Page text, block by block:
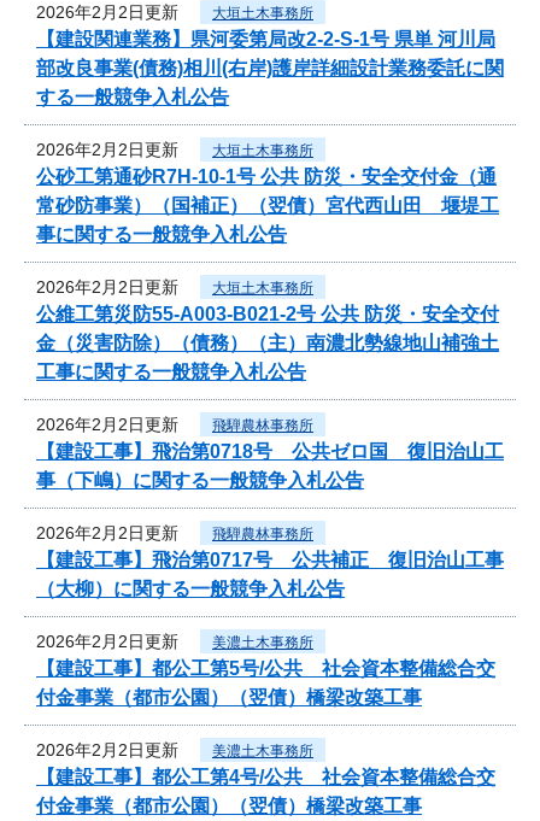
2026年2月2日更新 大垣土木事務所
【建設関連業務】県河委第局改2-2-S-1号 県単 河川局
部改良事業(債務)相川(右岸)護岸詳細設計業務委託に関
する一般競争入札公告
2026年2月2日更新 大垣土木事務所
公砂工第通砂R7H-10-1号 公共 防災・安全交付金（通
常砂防事業）（国補正）（翌債）宮代西山田 堰堤工
事に関する一般競争入札公告
2026年2月2日更新 大垣土木事務所
公維工第災防55-A003-B021-2号 公共 防災・安全交付
金（災害防除）（債務）（主）南濃北勢線地山補強土
工事に関する一般競争入札公告
2026年2月2日更新 飛騨農林事務所
【建設工事】飛治第0718号 公共ゼロ国 復旧治山工
事（下嶋）に関する一般競争入札公告
2026年2月2日更新 飛騨農林事務所
【建設工事】飛治第0717号 公共補正 復旧治山工事
（大柳）に関する一般競争入札公告
2026年2月2日更新 美濃土木事務所
【建設工事】都公工第5号/公共 社会資本整備総合交
付金事業（都市公園）（翌債）橋梁改築工事
2026年2月2日更新 美濃土木事務所
【建設工事】都公工第4号/公共 社会資本整備総合交
付金事業（都市公園）（翌債）橋梁改築工事